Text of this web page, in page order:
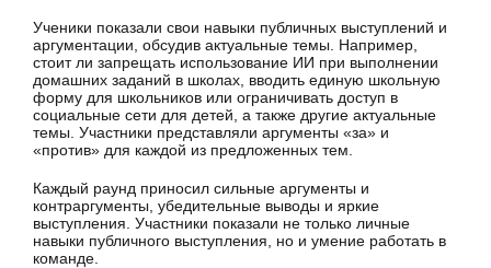
Ученики показали свои навыки публичных выступлений и
аргументации, обсудив актуальные темы. Например,
стоит ли запрещать использование ИИ при выполнении
домашних заданий в школах, вводить единую школьную
форму для школьников или ограничивать доступ в
социальные сети для детей, а также другие актуальные
темы. Участники представляли аргументы «за» и
«против» для каждой из предложенных тем.
Каждый раунд приносил сильные аргументы и
контраргументы, убедительные выводы и яркие
выступления. Участники показали не только личные
навыки публичного выступления, но и умение работать в
команде.